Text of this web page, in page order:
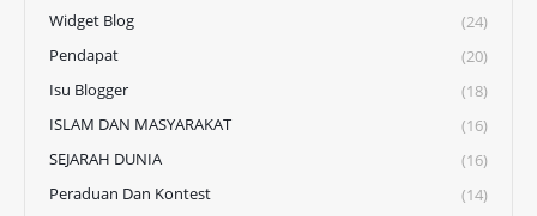
Widget Blog
(24)
Pendapat
(20)
Isu Blogger
(18)
ISLAM DAN MASYARAKAT
(16)
SEJARAH DUNIA
(16)
Peraduan Dan Kontest
(14)